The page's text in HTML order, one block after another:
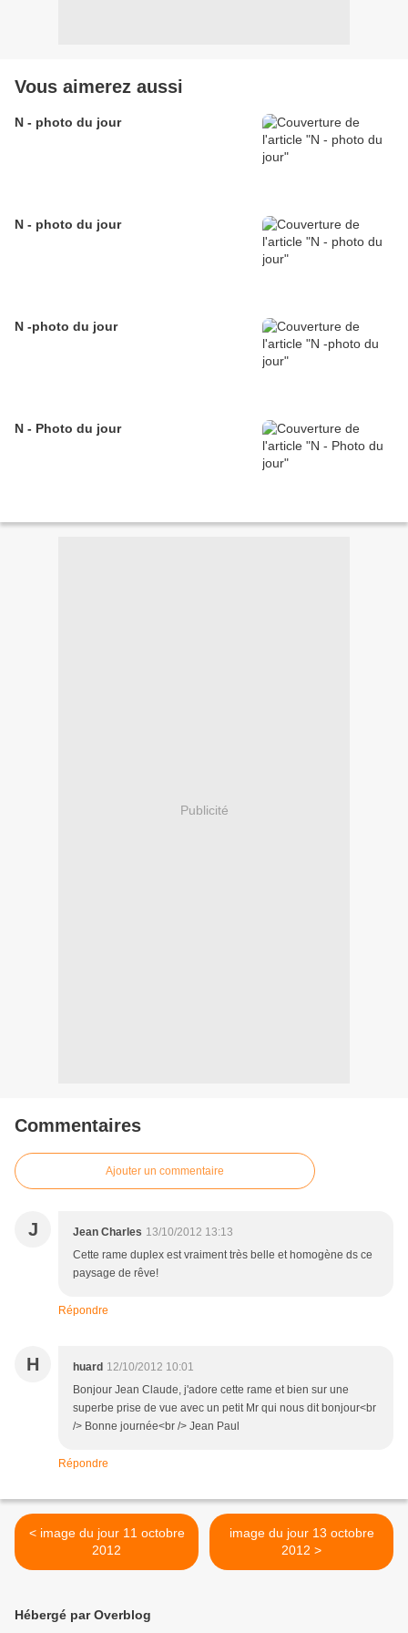
Vous aimerez aussi
N - photo du jour
N - photo du jour
N -photo du jour
N - Photo du jour
Publicité
Commentaires
Ajouter un commentaire
J Jean Charles 13/10/2012 13:13
Cette rame duplex est vraiment très belle et homogène ds ce
paysage de rêve!
Répondre
H huard 12/10/2012 10:01
Bonjour Jean Claude, j'adore cette rame et bien sur une
superbe prise de vue avec un petit Mr qui nous dit bonjour<br
/> Bonne journée<br /> Jean Paul
Répondre
< image du jour 11 octobre
2012
image du jour 13 octobre
2012 >
Hébergé par Overblog